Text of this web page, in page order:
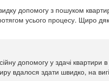
допомогу з пошуком
усього процесу. Щиро
допомогу у здачі квартири в
вдалося здати швидко, на